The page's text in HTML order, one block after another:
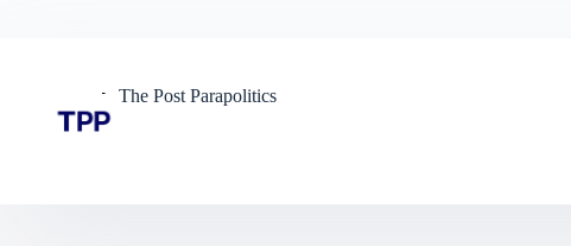
The Post Parapolitics